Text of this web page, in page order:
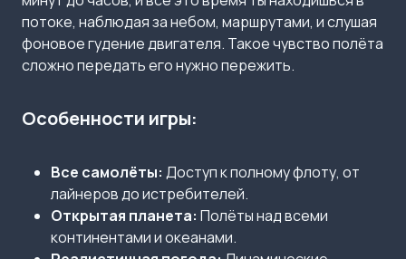
потоке, наблюдая за небом, маршрутами, и слушая
фоновое гудение двигателя. Такое чувство полёта
сложно передать его нужно пережить.
Особенности игры:
Все самолёты: Доступ к полному флоту, от
лайнеров до истребителей.
Открытая планета: Полёты над всеми
континентами и океанами.